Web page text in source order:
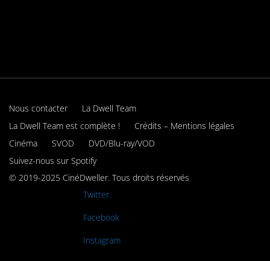
Nous contacter
La Dwell Team
La Dwell Team est complète !
Crédits – Mentions légales
Cinéma
SVOD
DVD/Blu-ray/VOD
Suivez-nous sur Spotify
© 2019-2025 CinéDweller. Tous droits réservés
Twitter.
Facebook
Instagram